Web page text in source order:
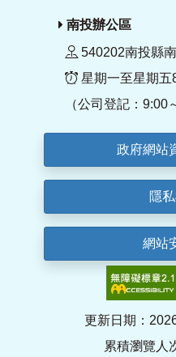
南投辦公區
540202南投縣
星期一至星期五
（公司登記：9:00
政府網站
隱
網站
更新日期：
累積瀏覽人